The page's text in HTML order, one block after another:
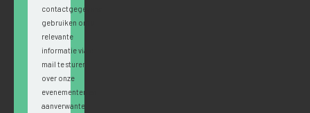
contactgegevens
gebruiken om u
relevante
informatie via e-
mail te sturen
over onze
evenementen en
aanverwante